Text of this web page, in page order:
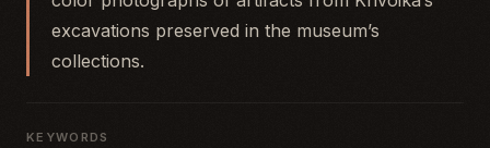
excavations preserved in the museum’s
collections.
KEYWORDS